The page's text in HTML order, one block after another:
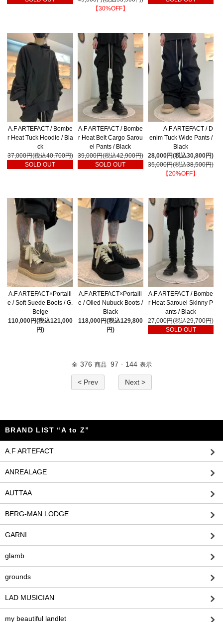
【30%OFF】
A.F ARTEFACT / Bombe
r Heat Tuck Hoodie / Bla
ck
37,000円(税込40,700円)
SOLD OUT
A.F ARTEFACT / Bombe
r Heat Belt Cargo Sarou
el Pants / Black
39,000円(税込42,900円)
SOLD OUT
A.F ARTEFACT / D
enim Tuck Wide Pants /
Black
28,000円(税込30,800円)
35,000円(税込38,500円)
【20%OFF】
A.F ARTEFACT×Portaill
e / Soft Suede Boots / G.
Beige
110,000円(税込121,000
円)
A.F ARTEFACT×Portaill
e / Oiled Nubuck Boots /
Black
118,000円(税込129,800
円)
A.F ARTEFACT / Bombe
r Heat Sarouel Skinny P
ants / Black
27,000円(税込29,700円)
SOLD OUT
全 376 商品 97 - 144 表示
< Prev Next >
BRAND LIST “A to Z”
A.F ARTEFACT
ANREALAGE
AUTTAA
BERG-MAN LODGE
GARNI
glamb
grounds
LAD MUSICIAN
my beautiful landlet